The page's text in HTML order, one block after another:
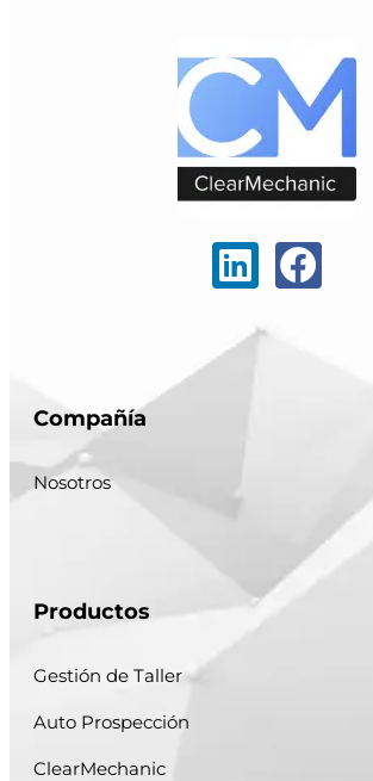
Compañía
Nosotros
Productos
Gestión de Taller
Auto Prospección
ClearMechanic